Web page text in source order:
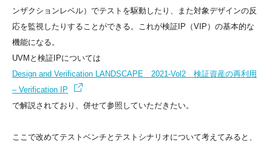
ンザクションレベル）でテストを駆動したり、また対象デザインの反
応を監視したりすることができる。これが検証IP（VIP）の基本的な
機能になる。
UVMと検証IPについては
Design and Verification LANDSCAPE 2021-Vol2 検証資産の再利用
– Verification IP
で解説されており、併せて参照していただきたい。
ここで改めてテストベンチとテストシナリオについて考えてみると、